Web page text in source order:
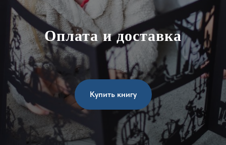
Оплата и доставка
Купить книгу